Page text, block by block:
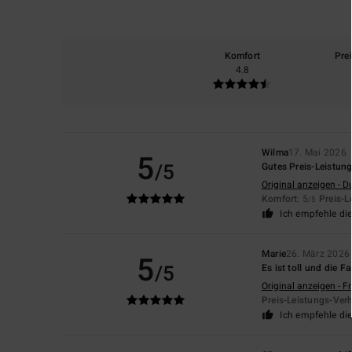
Komfort
4.8
5/5
Wilma17. Mai 2026
Gutes Preis-
Original anzeigen -
Komfort: 5/5 Preis-
Ich empfehle
5/5
Marie26. März 2026
Es ist toll und die
Original anzeigen -
Preis-Leistungs-
Ich empfehle